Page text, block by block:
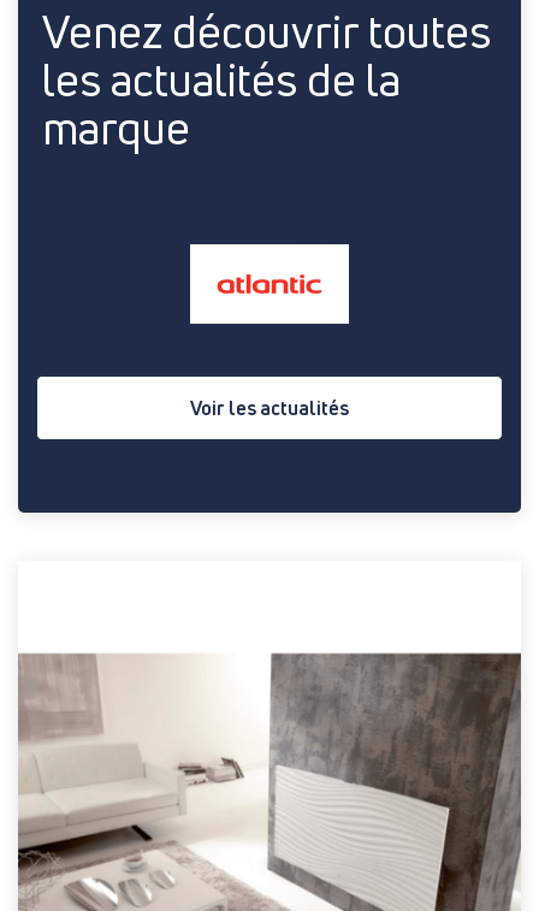
Venez découvrir toutes
les actualités de la
marque
Voir les actualités